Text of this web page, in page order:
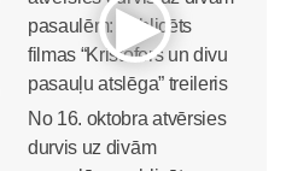
No 16. oktobra atvērsies
durvis uz divām